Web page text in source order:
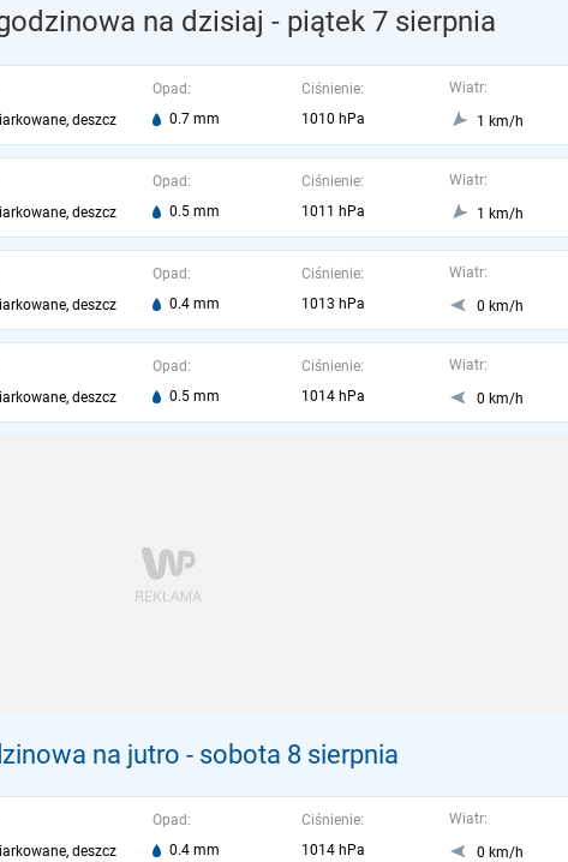
na dzisiaj - piątek 7 sierpnia
deszcz
Opad:
0.7 mm
Ciśnienie:
1010 hPa
Wiatr:
1 km/h
deszcz
Opad:
0.5 mm
Ciśnienie:
1011 hPa
Wiatr:
1 km/h
deszcz
Opad:
0.4 mm
Ciśnienie:
1013 hPa
Wiatr:
0 km/h
deszcz
Opad:
0.5 mm
Ciśnienie:
1014 hPa
Wiatr:
0 km/h
na jutro - sobota 8 sierpnia
deszcz
Opad:
0.4 mm
Ciśnienie:
1014 hPa
Wiatr:
0 km/h